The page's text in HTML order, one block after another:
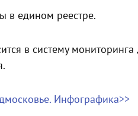
в едином реестре.
в систему
Инфографика>>